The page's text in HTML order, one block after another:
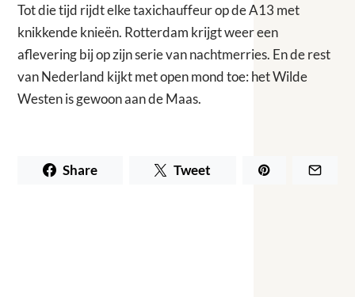
Tot die tijd rijdt elke taxichauffeur op de A13 met
knikkende knieën. Rotterdam krijgt weer een
aflevering bij op zijn serie van nachtmerries. En de rest
van Nederland kijkt met open mond toe: het Wilde
Westen is gewoon aan de Maas.
Share Tweet